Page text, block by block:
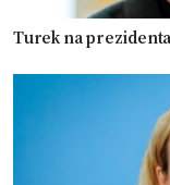
Turek na